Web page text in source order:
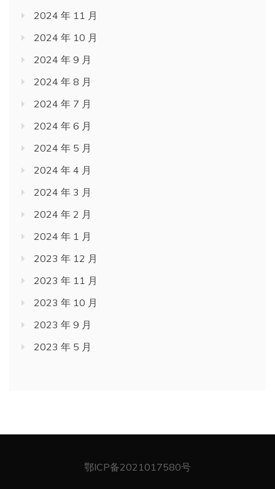
2024 年 11 月
2024 年 10 月
2024 年 9 月
2024 年 8 月
2024 年 7 月
2024 年 6 月
2024 年 5 月
2024 年 4 月
2024 年 3 月
2024 年 2 月
2024 年 1 月
2023 年 12 月
2023 年 11 月
2023 年 10 月
2023 年 9 月
2023 年 5 月
鄂ICP备2021017580号